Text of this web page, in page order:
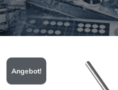
Angebot!